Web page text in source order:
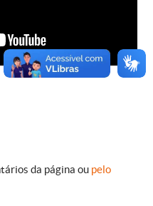
da página ou pelo